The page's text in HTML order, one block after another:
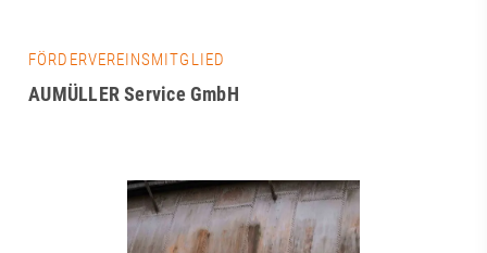
FÖRDERVEREINSMITGLIED
AUMÜLLER Service GmbH